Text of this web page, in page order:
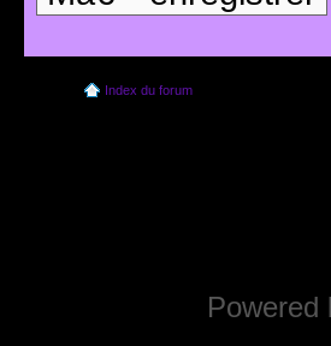
Index du forum
Powered